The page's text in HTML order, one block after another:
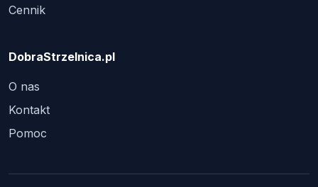
Cennik
DobraStrzelnica.pl
O nas
Kontakt
Pomoc